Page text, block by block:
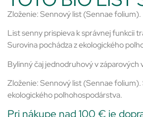
Zloženie: Sennový list (Sennae folium).
List senny prispieva k správnej funkcii
Surovina pochádza z ekologického
Bylinný čaj jednodruhový v záparových
Zloženie: Sennový list (Sennae folium).
ekologického poľnohospodárstva.
Pri nákupe nad 100 € je